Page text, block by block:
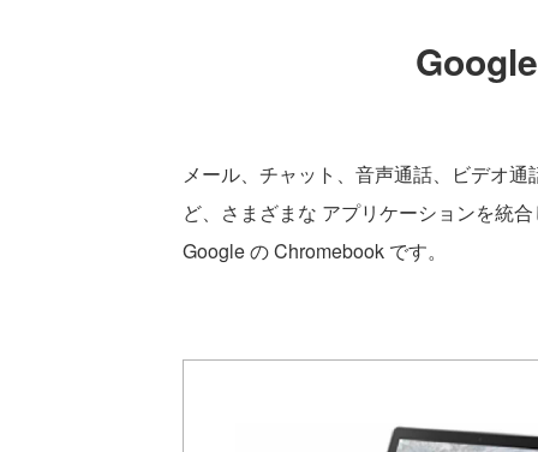
メール、チャット、音声通話、ビデオ
ど、さまざまな アプリケーションを統
Google の Chromebook です。